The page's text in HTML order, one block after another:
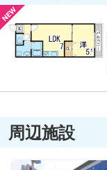
周辺施設